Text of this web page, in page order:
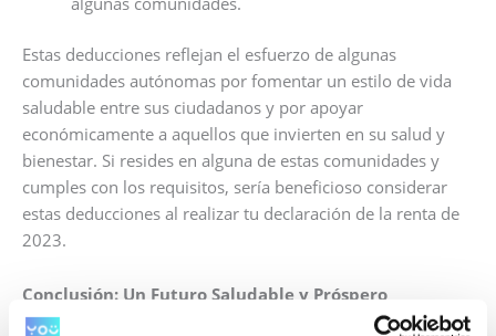
Estas deducciones reflejan el esfuerzo de algunas
comunidades autónomas por fomentar un estilo de vida
saludable entre sus ciudadanos y por apoyar
económicamente a aquellos que invierten en su salud y
bienestar. Si resides en alguna de estas comunidades y
cumples con los requisitos, sería beneficioso considerar
estas deducciones al realizar tu declaración de la renta de
2023.
Conclusión: Un Futuro Saludable y Próspero